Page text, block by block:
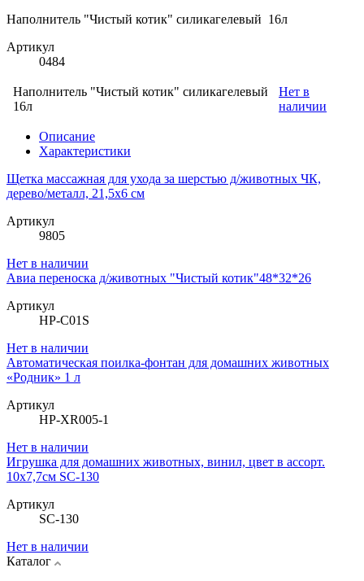
Наполнитель "Чистый котик" силикагелевый 16л
Артикул
0484
Наполнитель "Чистый котик" силикагелевый
16л
Нет в
наличии
Описание
Характеристики
Щетка массажная для ухода за шерстью д/животных ЧК,
дерево/металл, 21,5х6 см
Артикул
9805
Нет в наличии
Авиа переноска д/животных "Чистый котик"48*32*26
Артикул
HP-C01S
Нет в наличии
Автоматическая поилка-фонтан для домашних животных
«Родник» 1 л
Артикул
HP-XR005-1
Нет в наличии
Игрушка для домашних животных, винил, цвет в ассорт.
10х7,7см SC-130
Артикул
SC-130
Нет в наличии
Каталог